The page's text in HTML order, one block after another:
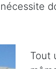
Tout